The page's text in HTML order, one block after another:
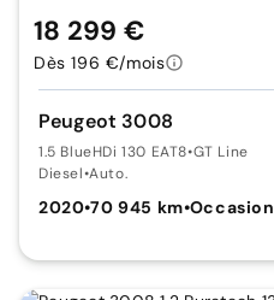
Peugeot 3008
1.5 BlueHDi 130 EAT8•GT Line
Diesel•Auto.
2020•70 945 km•Occasion
18 299 €
Dès 196 €/mois